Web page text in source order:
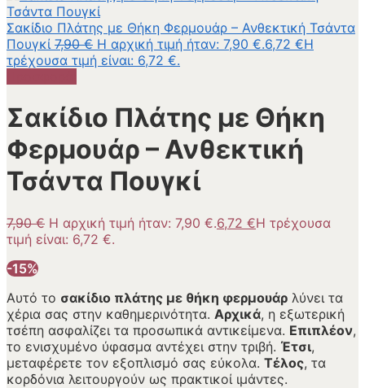
Σακίδιο Πλάτης με Θήκη Φερμουάρ – Ανθεκτική Τσάντα
Πουγκί 7,90€ Η αρχική τιμή ήταν: 7,90 €.6,72 €Η
τρέχουσα τιμή είναι: 6,72 €.
Σακίδιο Πλάτης με Θήκη
Φερμουάρ – Ανθεκτική
Τσάντα Πουγκί
7,90€ Η αρχική τιμή ήταν: 7,90 €.6,72 €Η τρέχουσα
τιμή είναι: 6,72 €.
-15%
Αυτό το σακίδιο πλάτης με θήκη φερμουάρ λύνει τα
χέρια σας στην καθημερινότητα. Αρχικά, η εξωτερική
τσέπη ασφαλίζει τα προσωπικά αντικείμενα. Επιπλέον,
το ενισχυμένο ύφασμα αντέχει στην τριβή. Έτσι,
μεταφέρετε τον εξοπλισμό σας εύκολα. Τέλος, τα
κορδόνια λειτουργούν ως πρακτικοί ιμάντες.